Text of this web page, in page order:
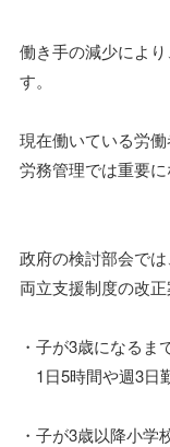
働き手の減少によ
す。
現在働いている労働
労務管理では重要に
政府の検討部会で
両立支援制度の改正
・子が3歳になるま
1日5時間や週3日
・子が3歳以降小学